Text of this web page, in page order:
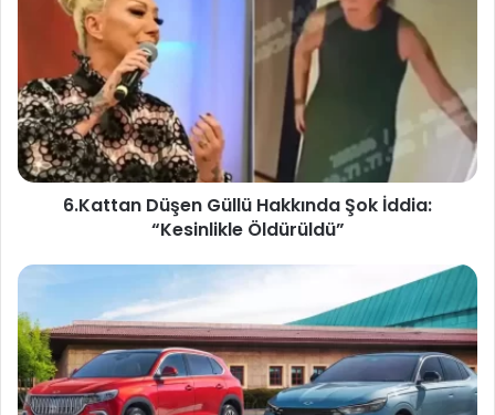
6.Kattan Düşen Güllü Hakkında Şok İddia:
“Kesinlikle Öldürüldü”